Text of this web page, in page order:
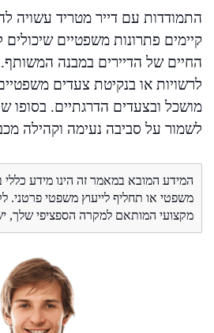
התמודדות עם דייר מטריד עשויה
קיימים פתרונות משפטיים
החיים של הדיירים במבנה המשותף.
לרשויות או בנקיטת צעדים
מושכל ובצעדים הדרגתיים. בסופו
לשמור על סביבה נעימה וקהילה
המידע המובא במאמר זה הינו מידע כללי
משפטי או תחליף לייעוץ משפטי פרטני.
מקצועי המותאם למקרה הספציפי שלך,